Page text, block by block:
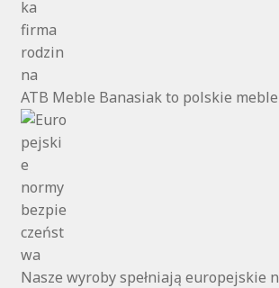
ATB Meble Banasiak to polskie
Nasze wyroby spełniają europejskie